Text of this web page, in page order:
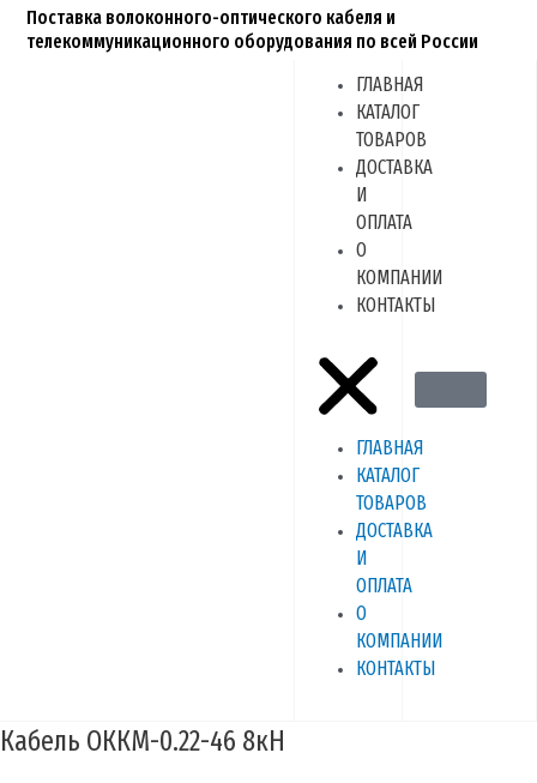
ПерейтиПоставка волоконного-оптического кабеля и
телекоммуникационного оборудования по всей России
ГЛАВНАЯ
КАТАЛОГ
ТОВАРОВ
ДОСТАВКА
И
ОПЛАТА
О
КОМПАНИИ
КОНТАКТЫ
Menu
ГЛАВНАЯ
КАТАЛОГ
ТОВАРОВ
ДОСТАВКА
И
ОПЛАТА
О
КОМПАНИИ
КОНТАКТЫ
Кабель ОККМ-0.22-46 8кН